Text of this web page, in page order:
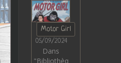
Motor Girl
05/09/2024
Dans
"Bibliothèq